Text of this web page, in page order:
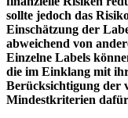
sollte jedoch das
Einschätzung der
abweichend von
Einzelne Labels
die im Einklang mit
Berücksichtigung der
Mindestkriterien